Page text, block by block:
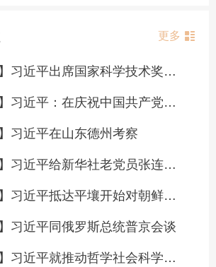
更多
【高层动态】习近平出席国家科学技术奖励大会两院院士大会中国科协第十一次全国代表大会并发表重要讲话
【高层动态】习近平：在庆祝中国共产党成立105周年大会上的讲话
习近平在山东德州考察
【高层动态】习近平给新华社老党员张连生回信强调 传承红色基因 在新征程上书写优异答卷
【高层动态】习近平抵达平壤开始对朝鲜进行国事访问
习近平同俄罗斯总统普京会谈
【高层动态】习近平就推动哲学社会科学高质量发展作出重要指示